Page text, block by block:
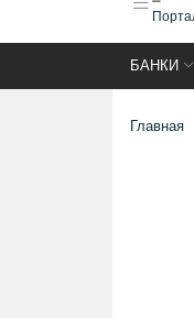
БАНКИ
Главная